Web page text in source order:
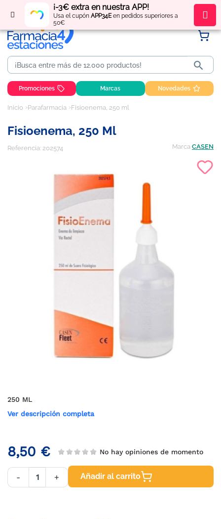
¡-3€ extra en nuestra APP!
Usa el cupón APP34Een pedidos superiores a
50€
Regístratey obténpuntos por tus compras

Promociones Marcas Novedades
Inicio Parafarmacia Fisioenema, 250 ml
Fisioenema, 250 Ml
Referencia: 202574 Marca CASEN
250 ML
Ver descripción completa
8,50 € No hay opiniones de momento
- + Añadir al carrito